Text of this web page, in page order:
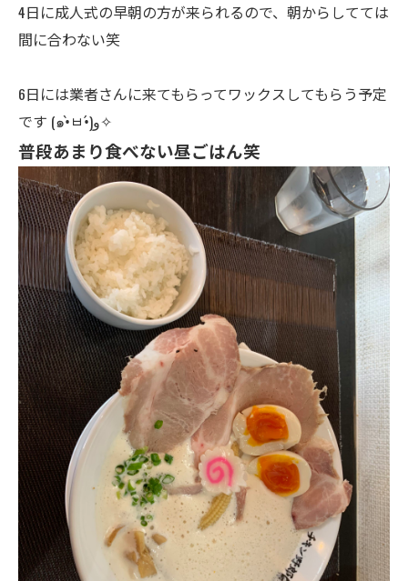
4日に成人式の早朝の方が来られるので、朝からしてては
間に合わない笑
6日には業者さんに来てもらってワックスしてもらう予定
です (๑•̀ㅂ•́)و✧
普段あまり食べない昼ごはん笑